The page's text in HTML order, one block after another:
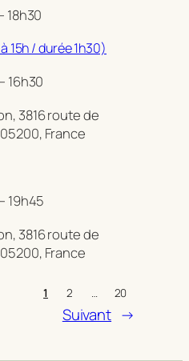
18h30
15h / durée 1h30)
16h30
3816 route de
France
19h45
3816 route de
France
1 2 … 20
Suivant →